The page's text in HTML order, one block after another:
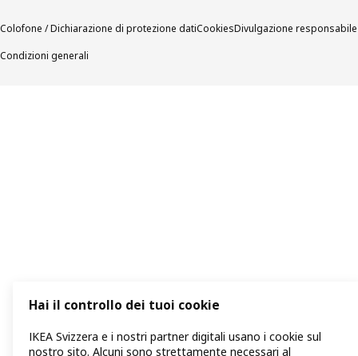
Colofone / Dichiarazione di protezione datiCookiesDivulgazione responsabile
Condizioni generali
Hai il controllo dei tuoi cookie
IKEA Svizzera e i nostri partner digitali usano i cookie sul
nostro sito. Alcuni sono strettamente necessari al